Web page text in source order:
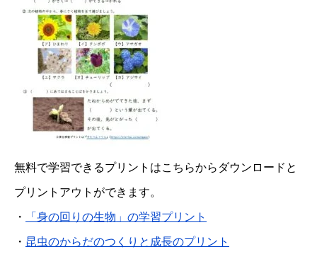
無料で学習できるプリントはこちらからダウンロードと
プリントアウトができます。
・
「身の回りの生物」の学習プリント
・ 昆虫のからだのつくりと成長のプリント